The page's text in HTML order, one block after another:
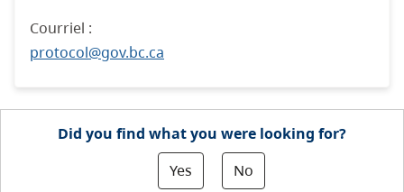
Courriel :
protocol@gov.bc.ca
Did you find what you were looking for?
Yes
No